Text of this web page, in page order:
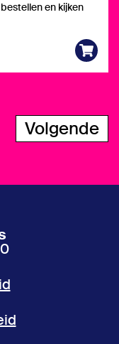
en kijken
Volgende